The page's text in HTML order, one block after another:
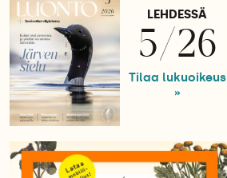
LEHDESSÄ
5/26
Tilaa lukuoikeus
»